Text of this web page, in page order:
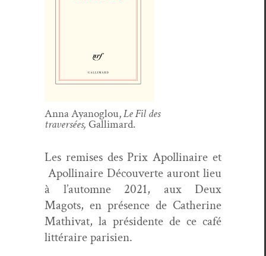
Anna Ayanoglou,Le Fil des
tra­ver­sées, Gallimard.
Les remis­es des Prix Apol­li­naire et
Apol­li­naire Décou­verte auront lieu
à l’automne 2021, aux Deux
Magots, en présence de Cather­ine
Math­i­vat, la prési­dente de ce café
lit­téraire parisien.